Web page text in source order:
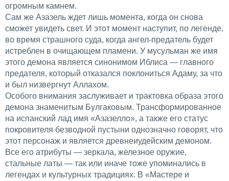
огромным камнем.
Сам же Азазель ждет лишь момента, когда он снова
сможет увидеть свет. И этот момент наступит, по легенде,
во время страшного суда, когда ангел-предатель будет
истреблен в очищающем пламени. У мусульман же имя
этого демона является синонимом Иблиса — главного
предателя, который отказался поклониться Адаму, за что
и был низвергнут Аллахом.
Особого внимания заслуживает и трактовка образа этого
демона знаменитым Булгаковым. Трансформированное
на испанский лад имя «Азазелло», а также его статус
покровителя безводной пустыни однозначно говорят, что
этот персонаж и является древнеиудейским демоном.
Все его атрибуты — зеркала, железное оружие,
стальные латы — так или иначе тоже упоминались в
легендах и культурных традициях. В «Мастере и